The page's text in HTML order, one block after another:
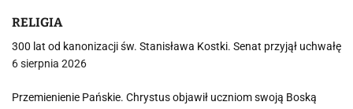
RELIGIA
300 lat od kanonizacji św. Stanisława Kostki. Senat przyjął uchwałę
6 sierpnia 2026
Przemienienie Pańskie. Chrystus objawił uczniom swoją Boską